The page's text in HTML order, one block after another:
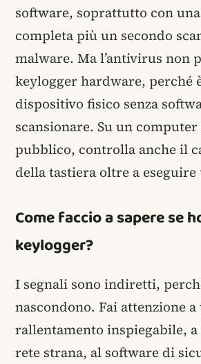
software, soprattutto con
completa più un secondo
malware. Ma l’antivirus non
keylogger hardware, perché
dispositivo fisico senza
scansionare. Su un
pubblico, controlla anche il
della tastiera oltre a eseguire
Come faccio a sapere se
keylogger?
I segnali sono indiretti,
nascondono. Fai attenzione a
rallentamento inspiegabile, a
rete strana, al software di